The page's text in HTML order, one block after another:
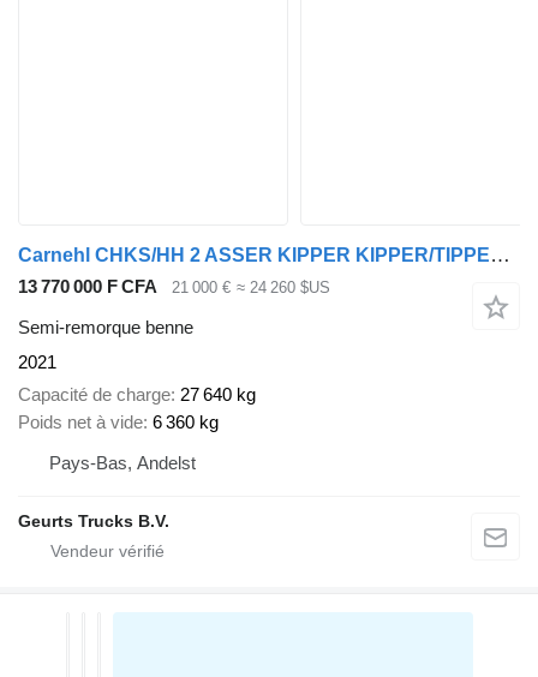
Carnehl CHKS/HH 2 ASSER KIPPER KIPPER/TIPPER /OPLEGGER/AUFLIEGER/TRAILER
13 770 000 F CFA 21 000 € ≈ 24 260 $US
Semi-remorque benne
2021
Capacité de charge 27 640 kg
Poids net à vide 6 360 kg
Pays-Bas, Andelst
Geurts Trucks B.V.